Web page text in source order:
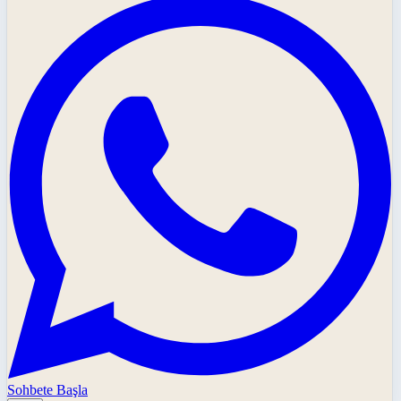
Sohbete Başla